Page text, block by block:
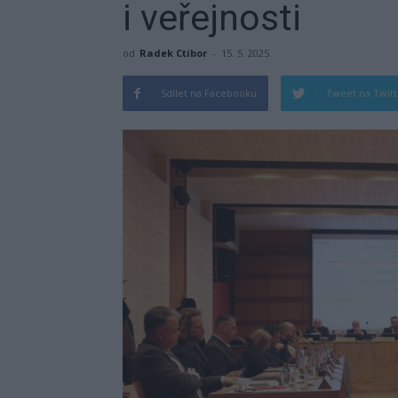
i veřejnosti
od Radek Ctibor - 15. 5. 2025
Sdílet na Facebooku Tweet na